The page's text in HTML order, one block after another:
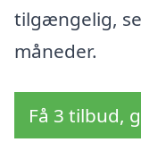
tilgængelig,
måneder.
Få 3 tilbud,